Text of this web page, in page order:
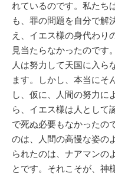
れているのです。私たち
も、罪の問題を自分で解
え、イエス様の身代わり
見当たらなかったのです
人は努力して天国に入ら
ます。しかし、本当にそ
し、仮に、人間の努力に
ら、イエス様は人として
で死ぬ必要もなかったの
のは、人間の高慢な姿の
られたのは、ナアマンの
とです。それこそが、神